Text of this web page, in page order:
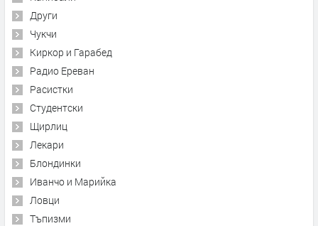
Други
Чукчи
Киркор и Гарабед
Радио Ереван
Расистки
Студентски
Щирлиц
Лекари
Блондинки
Иванчо и Марийка
Ловци
Тъпизми